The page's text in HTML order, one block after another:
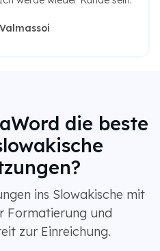
die beste
ins Slowakische mit
Formatierung und
zur Einreichung.